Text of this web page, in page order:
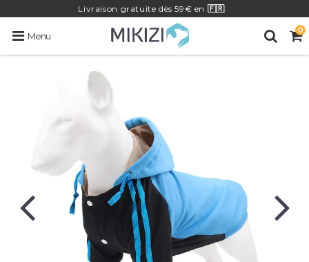
Livraison gratuite dès 59€ en 🇫🇷
Menu
0